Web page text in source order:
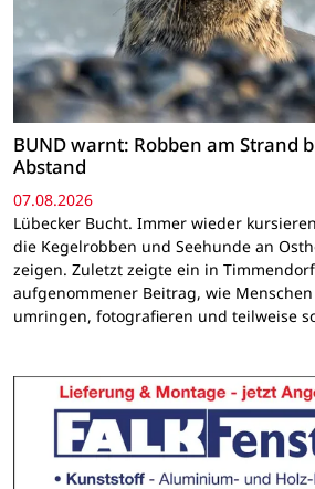
BUND warnt: Robben am Strand
Abstand
07.08.2026
Lübecker Bucht. Immer wieder
die Kegelrobben und Seehunde an
zeigen. Zuletzt zeigte ein in
aufgenommener Beitrag, wie
umringen, fotografieren und teilweise